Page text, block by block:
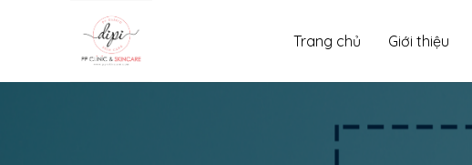
Trang chủ Giới thiệu